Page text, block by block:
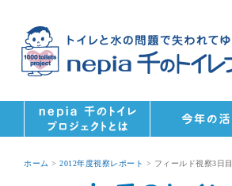
ホーム >2012年度視察レポート > フィールド視察3日目